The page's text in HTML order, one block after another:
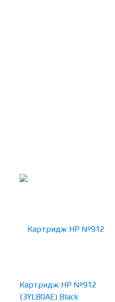
Картридж HP №912
(3YL80AE) Black